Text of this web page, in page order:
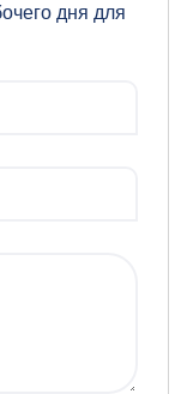
дня для